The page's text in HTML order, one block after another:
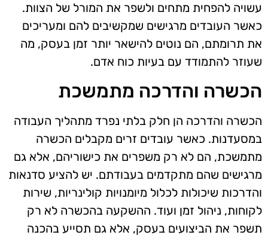
עשויה להפחית מתחים ולשפר את המורל של הצוות.
כאשר העובדים מרגישים שמקשיבים להם ומעריכים
את תרומתם, הם נוטים להישאר יותר זמן בעסק, מה
שעוזר להתמודד עם בעיות כוח אדם.
הכשרה והדרכה מתמשכת
הכשרה והדרכה הן חלק בלתי נפרד מתהליך העבודה
במסעדנות. כאשר עובדים זרים מקבלים הכשרה
מתמשכת, הם לא רק משפרים את כישוריהם, אלא גם
מרגישים שהם מתקדמים בעבודתם. יש להציע סדנאות
והדרכות שיכולות לכלול מיומנויות קולינריות, שירות
לקוחות, ניהול זמן ועוד. ההשקעה בהכשרה לא רק
תשפר את הביצועים בעסק, אלא גם תסייע בהכנה